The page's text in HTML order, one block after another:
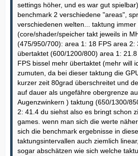
settings höher, und es war gut
benchmark 2 verschiedene "areas",
verschiedenen welten... taktung
(core/shader/speicher takt jeweils in
(475/950/700): area 1: 18 FPS area 2:
übertaktet (600/1200/800) area 1:
FPS bissel mehr übertaktet (mehr will
zumuten, da bei dieser taktung die
kurzer zeit 80grad überschreitet und
auf dauer als ungefähre obergrenze
Augenzwinkern ) taktung (650/1300/
2: 41.4 du siehst also es bringt schon
games. wenn man sich die werte
sich die benchmark ergebnisse in
taktungsintervallen auch ziemlich
sogar abschätzen wie sich welche